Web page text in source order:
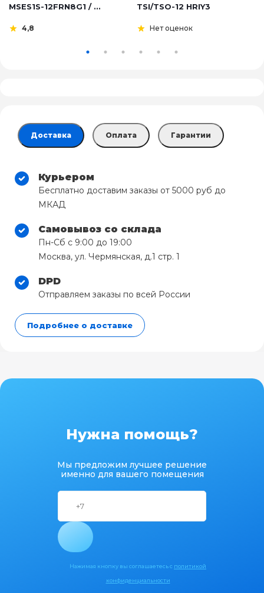
MSES1S-12FRN8G1 / ...
4,8
TSI/TSO-12 HRIY3
Нет оценок
Доставка Оплата Гарантии
Курьером
Бесплатно доставим заказы от 5000 руб до
МКАД
Самовывоз со склада
Пн-Сб с 9:00 до 19:00
Москва, ул. Чермянская, д.1 стр. 1
DPD
Отправляем заказы по всей России
Подробнее о доставке
Нужна помощь?
Мы предложим лучшее решение
именно для вашего помещения
Нажимая кнопку вы соглашаетесь с политикой
конфиденциальности